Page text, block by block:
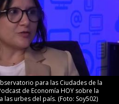
para las Ciudades de la
de Economía HOY sobre la
urbes del país. (Foto: Soy502)